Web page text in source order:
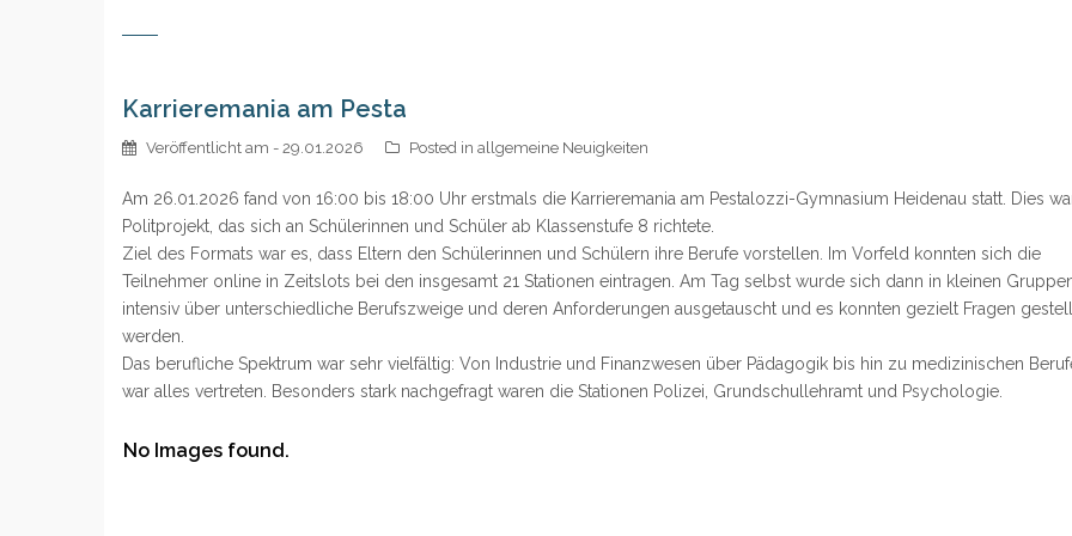
Karrieremania am Pesta
Veröffentlicht am - 29.01.2026 Posted in allgemeine Neuigkeiten
Am 26.01.2026 fand von 16:00 bis 18:00 Uhr erstmals die Karrieremania am Pestalozzi-Gymnasium Heidenau statt. Dies
Politprojekt, das sich an Schülerinnen und Schüler ab Klassenstufe 8 richtete.
Ziel des Formats war es, dass Eltern den Schülerinnen und Schülern ihre Berufe vorstellen. Im Vorfeld konnten sich die
Teilnehmer online in Zeitslots bei den insgesamt 21 Stationen eintragen. Am Tag selbst wurde sich dann in kleinen
intensiv über unterschiedliche Berufszweige und deren Anforderungen ausgetauscht und es konnten gezielt Fragen
werden.
Das berufliche Spektrum war sehr vielfältig: Von Industrie und Finanzwesen über Pädagogik bis hin zu medizinischen
war alles vertreten. Besonders stark nachgefragt waren die Stationen Polizei, Grundschullehramt und Psychologie.
No Images found.